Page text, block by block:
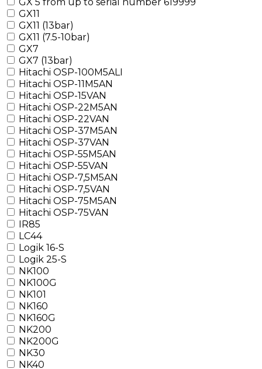
GX11
GX11 (13bar)
GX11 (7.5-10bar)
GX7
GX7 (13bar)
Hitachi OSP-100M5ALI
Hitachi OSP-11M5AN
Hitachi OSP-15VAN
Hitachi OSP-22M5AN
Hitachi OSP-22VAN
Hitachi OSP-37M5AN
Hitachi OSP-37VAN
Hitachi OSP-55M5AN
Hitachi OSP-55VAN
Hitachi OSP-7,5M5AN
Hitachi OSP-7,5VAN
Hitachi OSP-75M5AN
Hitachi OSP-75VAN
IR85
LC44
Logik 16-S
Logik 25-S
NK100
NK100G
NK101
NK160
NK160G
NK200
NK200G
NK30
NK40